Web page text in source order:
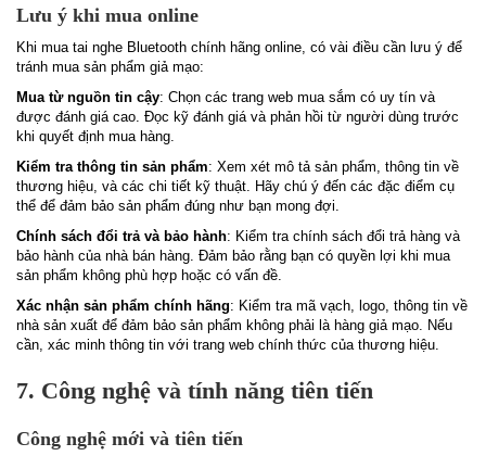
Lưu ý khi mua online
Khi mua tai nghe Bluetooth chính hãng online, có vài điều cần lưu ý để
tránh mua sản phẩm giả mạo:
Mua từ nguồn tin cậy: Chọn các trang web mua sắm có uy tín và
được đánh giá cao. Đọc kỹ đánh giá và phản hồi từ người dùng trước
khi quyết định mua hàng.
Kiểm tra thông tin sản phẩm: Xem xét mô tả sản phẩm, thông tin về
thương hiệu, và các chi tiết kỹ thuật. Hãy chú ý đến các đặc điểm cụ
thể để đảm bảo sản phẩm đúng như bạn mong đợi.
Chính sách đổi trả và bảo hành: Kiểm tra chính sách đổi trả hàng và
bảo hành của nhà bán hàng. Đảm bảo rằng bạn có quyền lợi khi mua
sản phẩm không phù hợp hoặc có vấn đề.
Xác nhận sản phẩm chính hãng: Kiểm tra mã vạch, logo, thông tin về
nhà sản xuất để đảm bảo sản phẩm không phải là hàng giả mạo. Nếu
cần, xác minh thông tin với trang web chính thức của thương hiệu.
7. Công nghệ và tính năng tiên tiến
Công nghệ mới và tiên tiến